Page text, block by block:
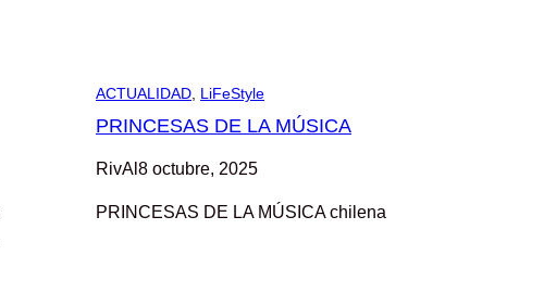
ACTUALIDAD LiFeStyle
PRINCESAS DE LA MÚSICA
RivAl 8 octubre, 2025
PRINCESAS DE LA MÚSICA chilena